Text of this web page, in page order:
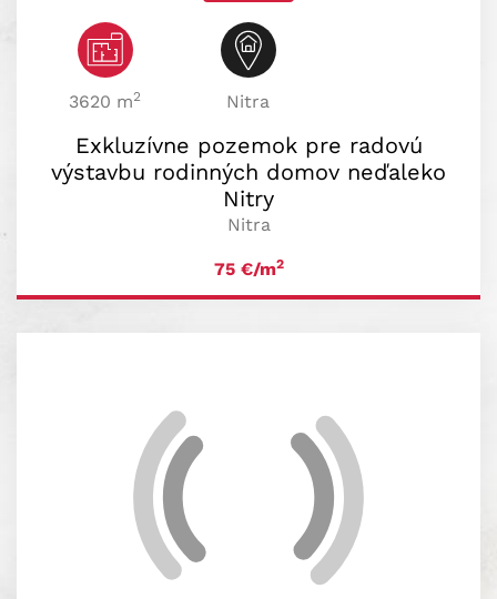
3620 m2 Nitra
Exkluzívne pozemok pre radovú
výstavbu rodinných domov neďaleko
Nitry
Nitra
75 €/m2